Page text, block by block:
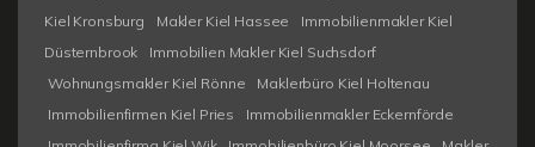
Kiel Kronsburg
Makler Kiel Hassee
Immobilienmakler Kiel
Düsternbrook
Immobilien Makler Kiel Suchsdorf
Wohnungsmakler Kiel Rönne
Maklerbüro Kiel Holtenau
Immobilienfirmen Kiel Pries
Immobilienmakler Eckernförde